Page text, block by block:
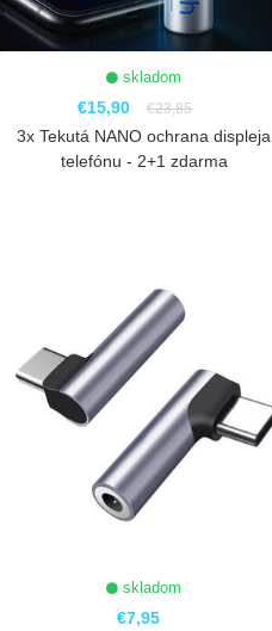
skladom
€15,90 €23,85
3x Tekutá NANO ochrana displeja
telefónu - 2+1 zdarma
skladom
€7,95